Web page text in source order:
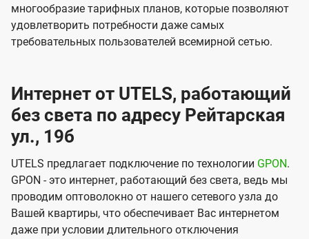
многообразие тарифных планов, которые позволяют
удовлетворить потребности даже самых
требовательных пользователей всемирной сетью.
Интернет от UTELS, работающий
без света по адресу Рейтарская
ул., 19б
UTELS предлагает подключение по технологии GPON.
GPON - это интернет, работающий без света, ведь мы
проводим оптоволокно от нашего сетевого узла до
Вашей квартиры, что обеспечивает Вас интернетом
даже при условии длительного отключения